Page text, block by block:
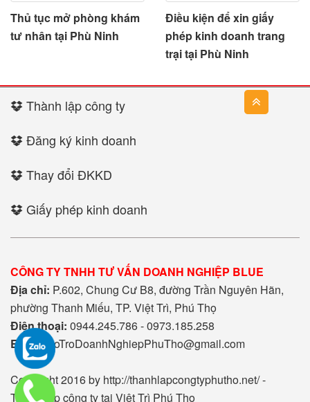
Thủ tục mở phòng khám
tư nhân tại Phù Ninh
Điều kiện để xin giấy
phép kinh doanh trang
trại tại Phù Ninh
Thành lập công ty
Đăng ký kinh doanh
Thay đổi ĐKKD
Giấy phép kinh doanh
CÔNG TY TNHH TƯ VẤN DOANH NGHIỆP BLUE
Địa chỉ: P.602, Chung Cư B8, đường Trần Nguyên Hãn,
phường Thanh Miếu, TP. Việt Trì, Phú Thọ
Điện thoại: 0944.245.786 - 0973.185.258
Email:HoTroDoanhNghiepPhuTho@gmail.com
Copyright 2016 by http://thanhlapcongtyphutho.net/ -
Thành lập công ty tại Việt Trì Phú Thọ